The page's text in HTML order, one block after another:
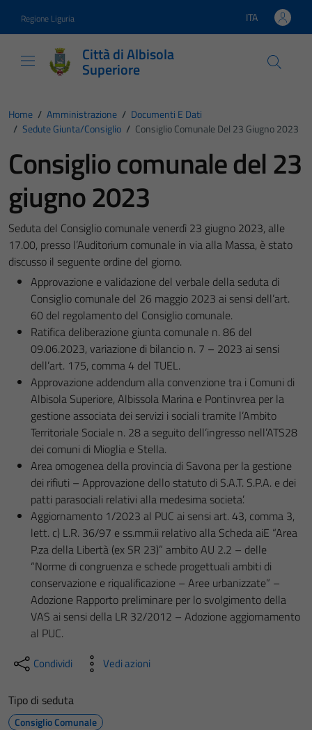
Regione Liguria Lingua attiva:
ITA
Città di Albisola
Superiore
Home / Amministrazione / Documenti E Dati
/ Sedute Giunta/consiglio / Consiglio Comunale Del 23 Giugno 2023
Consiglio comunale del 23
giugno 2023
Seduta del Consiglio comunale venerdì 23 giugno 2023, alle
17.00, presso l’Auditorium comunale in via alla Massa, è stato
discusso il seguente ordine del giorno.
Approvazione e validazione del verbale della seduta di
Consiglio comunale del 26 maggio 2023 ai sensi dell’art.
60 del regolamento del Consiglio comunale.
Ratifica deliberazione giunta comunale n. 86 del
09.06.2023, variazione di bilancio n. 7 – 2023 ai sensi
dell’art. 175, comma 4 del TUEL.
Approvazione addendum alla convenzione tra i Comuni di
Albisola Superiore, Albissola Marina e Pontinvrea per la
gestione associata dei servizi i sociali tramite l’Ambito
Territoriale Sociale n. 28 a seguito dell’ingresso nell’ATS28
dei comuni di Mioglia e Stella.
Area omogenea della provincia di Savona per la gestione
dei rifiuti – Approvazione dello statuto di S.A.T. S.P.A. e dei
patti parasociali relativi alla medesima societa’.
Aggiornamento 1/2023 al PUC ai sensi art. 43, comma 3,
lett. c) L.R. 36/97 e ss.mm.ii relativo alla Scheda aiE “Area
P.za della Libertà (ex SR 23)” ambito AU 2.2 – delle
“Norme di congruenza e schede progettuali ambiti di
conservazione e riqualificazione – Aree urbanizzate” –
Adozione Rapporto preliminare per lo svolgimento della
VAS ai sensi della LR 32/2012 – Adozione aggiornamento
al PUC.
Condividi Vedi azioni
Tipo di seduta
Consiglio Comunale